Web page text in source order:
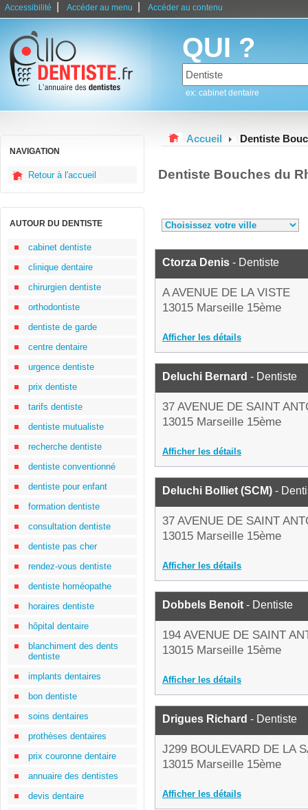
Accessibilité Accéder au menu Accéder au contenu
QUI ?
ex: cabinet dentaire
NAVIGATION
Retour à l'accueil
AUTOUR DU DENTISTE
cabinet dentiste
clinique dentaire
chirurgien dentiste
orthodontiste
dentiste de garde
centre dentaire
urgence dentiste
prix dentiste
tarifs dentiste
dentiste mutualiste
recherche dentiste
dentiste conventionné
dentiste pour enfant
formation dentiste
consultation dentiste
dentiste pas cher
rendez-vous dentiste
dentiste homéopathe
horaires dentiste
hôpital dentaire
blanchiment des dents
dentiste
implants dentaires
bon dentiste
soins dentaires
prothèses dentaires
prix couronne dentaire
annuaire des dentistes
devis dentaire
Accueil Dentiste
Dentiste Bouches du
Ctorza Denis - Dentiste
A AVENUE DE LA VISTE
13015 Marseille 15ème
Afficher les détails
Deluchi Bernard - Dentiste
37 AVENUE DE SAINT
13015 Marseille 15ème
Afficher les détails
Deluchi Bolliet (SCM) -
37 AVENUE DE SAINT
13015 Marseille 15ème
Afficher les détails
Dobbels Benoit - Dentiste
194 AVENUE DE SAINT
13015 Marseille 15ème
Afficher les détails
Drigues Richard - Dentiste
J299 BOULEVARD DE LA
13015 Marseille 15ème
Afficher les détails